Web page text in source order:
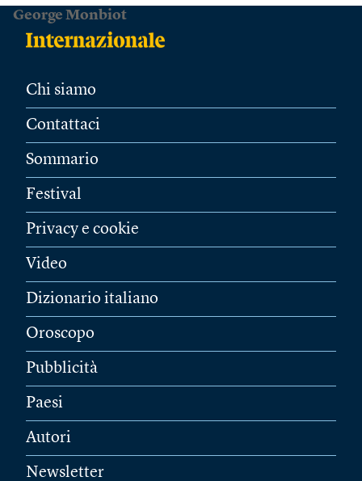
George Monbiot
Chi siamo
Contattaci
Sommario
Festival
Privacy e cookie
Video
Dizionario italiano
Oroscopo
Pubblicità
Paesi
Autori
Newsletter